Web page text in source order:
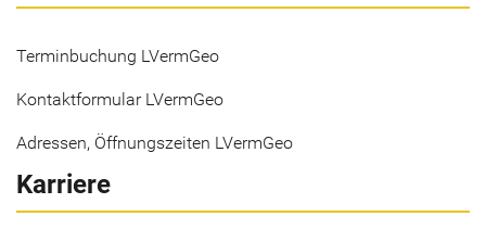
Terminbuchung LVermGeo
Kontaktformular LVermGeo
Adressen, Öffnungszeiten LVermGeo
Karriere